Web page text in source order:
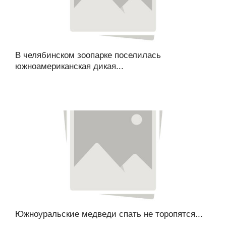
В челябинском зоопарке поселилась
южноамериканская дикая...
Южноуральские медведи спать не торопятся...